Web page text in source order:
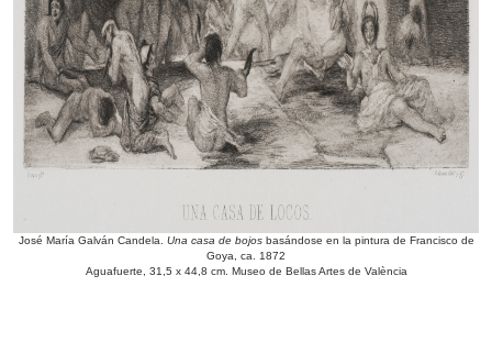
José María Galván Candela. Una casa de bojosbasándose en la pintura de Francisco de
Goya, ca. 1872
Aguafuerte, 31,5 x 44,8 cm. Museo de Bellas Artes de València